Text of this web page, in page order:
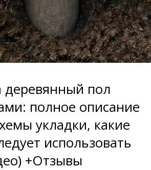
пол
полное описание
укладки, какие
использовать
+Отзывы